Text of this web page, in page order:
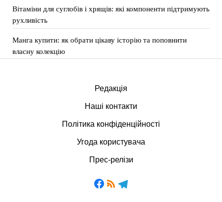
Вітаміни для суглобів і хрящів: які компоненти підтримують
рухливість
Манга купити: як обрати цікаву історію та поповнити
власну колекцію
Редакція
Наші контакти
Політика конфіденційності
Угода користувача
Прес-релізи